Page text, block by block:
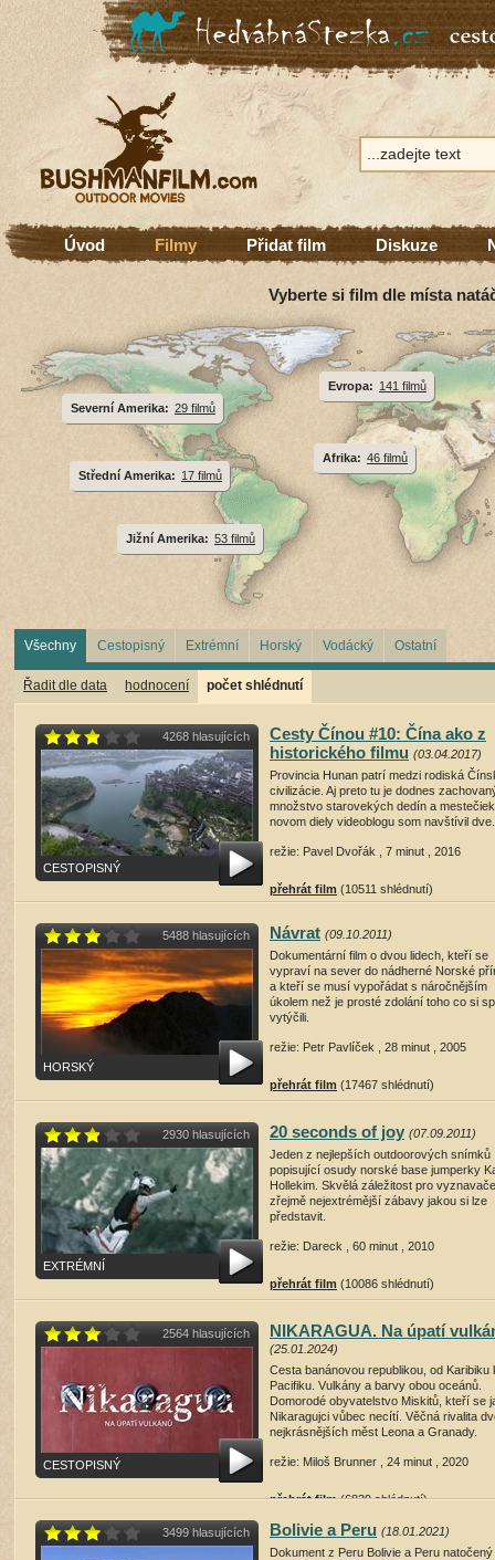
Úvod Filmy Přidat film Diskuze
Vyberte si film dle místa
Afrika: 46 filmů
Evropa: 141 filmů
Jižní Amerika: 53 filmů
Severní Amerika: 29 filmů
Střední Amerika: 17 filmů
Všechny Cestopisný Extrémní Horský Vodácký Ostatní
Řadit dle data hodnocení počet shlédnutí
4268 hlasujících
CESTOPISNÝ
Cesty Čínou #10: Čína ako z
historického filmu (03.04.2017)
Provincia Hunan patrí medzi rodiská
civilizácie. Aj preto tu je dodnes
množstvo starovekých dedín a
novom diely videoblogu som navštívil
režie: Pavel Dvořák , 7 minut , 2016
přehrát film (10511 shlédnutí)
5488 hlasujících
HORSKÝ
Návrat (09.10.2011)
Dokumentární film o dvou lidech, kteří se
vypraví na sever do nádherné Norské
a kteří se musí vypořádat s náročnějším
úkolem než je prosté zdolání toho co si
vytýčili.
režie: Petr Pavlíček , 28 minut , 2005
přehrát film (17467 shlédnutí)
2930 hlasujících
EXTRÉMNÍ
20 seconds of joy (07.09.2011)
Jeden z nejlepších outdoorových snímků
popisující osudy norské base jumperky
Hollekim. Skvělá záležitost pro vyznavače
zřejmě nejextrémější zábavy jakou si lze
představit.
režie: Dareck , 60 minut , 2010
přehrát film (10086 shlédnutí)
2564 hlasujících
CESTOPISNÝ
NIKARAGUA. Na úpatí
(25.01.2024)
Cesta banánovou republikou, od Karibiku
Pacifiku. Vulkány a barvy obou oceánů.
Domorodé obyvatelstvo Miskitů, kteří se
Nikaragujci vůbec necítí. Věčná rivalita
nejkrásnějších měst Leona a Granady.
režie: Miloš Brunner , 24 minut , 2020
přehrát film (6839 shlédnutí)
3499 hlasujících Bolivie a Peru (18.01.2021)
Dokument z Peru Bolivie a Peru